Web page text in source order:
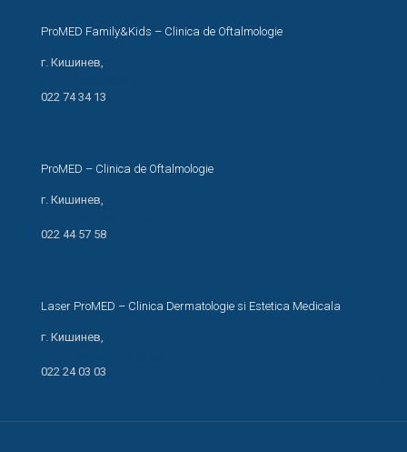
ProMED Family&Kids – Clinica de Oftalmologie
г. Кишинев,
022 74 34 13
ProMED – Clinica de Oftalmologie
г. Кишинев,
022 44 57 58
Laser ProMED – Clinica Dermatologie si Estetica Medicala
г. Кишинев,
022 24 03 03